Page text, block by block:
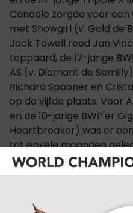
Candele zorgde voor
met Showgirl (v. Gold de
Jack Towell reed Jan
toppaard, de 12-jarige
AS (v. Diamant de
Richard Spooner en
op de vijfde plaats. Voor
en de 10-jarige BWP'er
Heartbreaker) was er
tot enkele maanden
Joy Lammers.